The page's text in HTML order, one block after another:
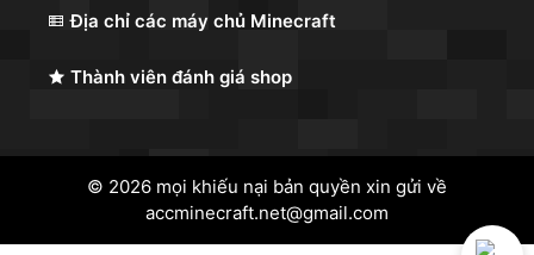
Địa chỉ các máy chủ Minecraft
Thành viên đánh giá shop
© 2026 mọi khiếu nại bản quyền xin gửi về
accminecraft.net@gmail.com